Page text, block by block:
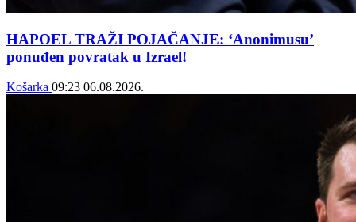
HAPOEL TRAŽI POJAČANJE: ‘Anonimusu’
ponuđen povratak u Izrael!
Košarka 09:23 06.08.2026.